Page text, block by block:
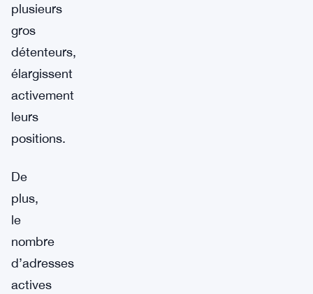
plusieurs
gros
détenteurs,
élargissent
activement
leurs
positions.
De
plus,
le
nombre
d’adresses
actives